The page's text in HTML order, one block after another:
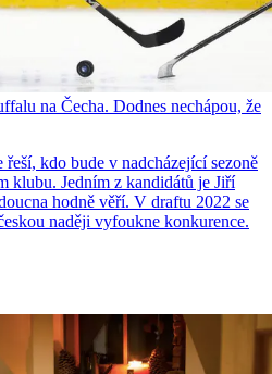
na Čecha. Dodnes nechápou, že
kdo bude v nadcházející sezoně
klubu. Jedním z kandidátů je Jiří
hodně věří. V draftu 2022 se
naději vyfoukne konkurence.